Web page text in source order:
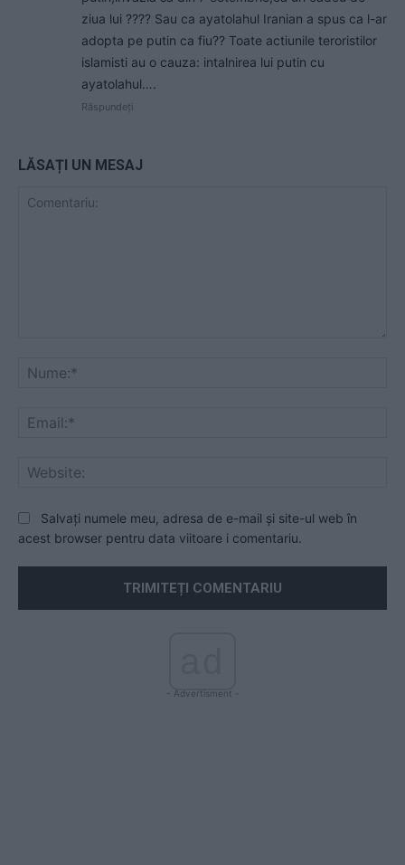
ziua lui ???? Sau ca ayatolahul Iranian a spus ca l-ar
adopta pe putin ca fiu?? Toate actiunile teroristilor
islamisti au o cauza: intalnirea lui putin cu
ayatolahul….
Răspundeți
LĂSAȚI UN MESAJ
Salvați numele meu, adresa de e-mail și site-ul web în
acest browser pentru data viitoare i comentariu.
- Advertisment -